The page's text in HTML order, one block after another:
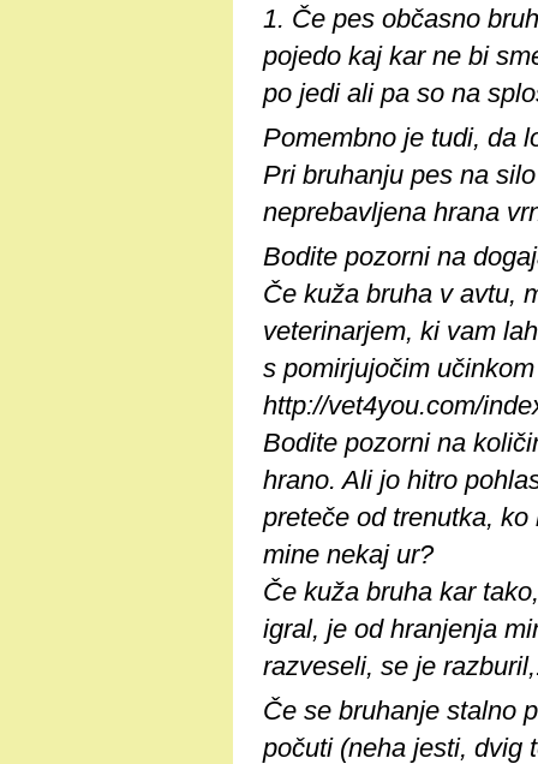
1. Če pes občasno
pojedo kaj kar ne bi
po jedi ali pa so na
Pomembno je tudi, da
Pri bruhanju pes na
neprebavljena hrana
Bodite pozorni na
Če kuža bruha v avtu,
veterinarjem, ki vam
s pomirjujočim
http://vet4you.com/
Bodite pozorni na
hrano. Ali jo hitro
preteče od trenutka,
mine nekaj ur?
Če kuža bruha kar
igral, je od hranjenja
razveseli, se je
Če se bruhanje stalno
počuti (neha jesti, dvig